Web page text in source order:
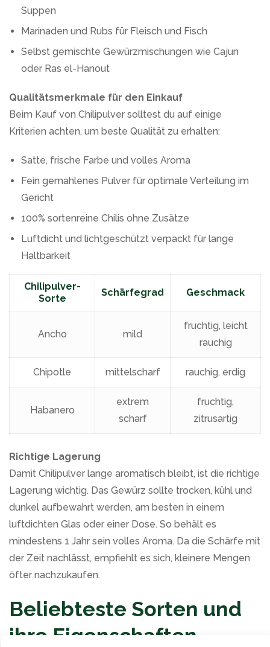
Suppen
Marinaden und Rubs für Fleisch und Fisch
Selbst gemischte Gewürzmischungen wie Cajun
oder Ras el-Hanout
Qualitätsmerkmale für den Einkauf
Beim Kauf von Chilipulver solltest du auf einige
Kriterien achten, um beste Qualität zu erhalten:
Satte, frische Farbe und volles Aroma
Fein gemahlenes Pulver für optimale Verteilung im
Gericht
100% sortenreine Chilis ohne Zusätze
Luftdicht und lichtgeschützt verpackt für lange
Haltbarkeit
Chilipulver-
Sorte
Schärfegrad Geschmack
Ancho mild
fruchtig, leicht
rauchig
Chipotle mittelscharf rauchig, erdig
Habanero
extrem
scharf
fruchtig,
zitrusartig
Richtige Lagerung
Damit Chilipulver lange aromatisch bleibt, ist die richtige
Lagerung wichtig. Das Gewürz sollte trocken, kühl und
dunkel aufbewahrt werden, am besten in einem
luftdichten Glas oder einer Dose. So behält es
mindestens 1 Jahr sein volles Aroma. Da die Schärfe mit
der Zeit nachlässt, empfiehlt es sich, kleinere Mengen
öfter nachzukaufen.
Beliebteste Sorten und
ihre Eigenschaften